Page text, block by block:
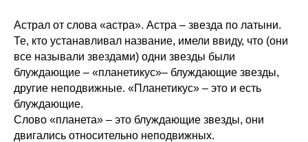
Астрал от слова «астра». Астра – звезда по латыни.
Те, кто устанавливал название, имели ввиду, что (они
все называли звездами) одни звезды были
блуждающие – «планетикус»– блуждающие звезды,
другие неподвижные. «Планетикус» – это и есть
блуждающие.
Слово «планета» – это блуждающие звезды, они
двигались относительно неподвижных.